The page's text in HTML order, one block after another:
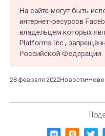
На сайте могут быть
интернет-ресурсов
владельцем которых
Platforms Inc.,
Российской Федерации.
28 февраля 2022Новости